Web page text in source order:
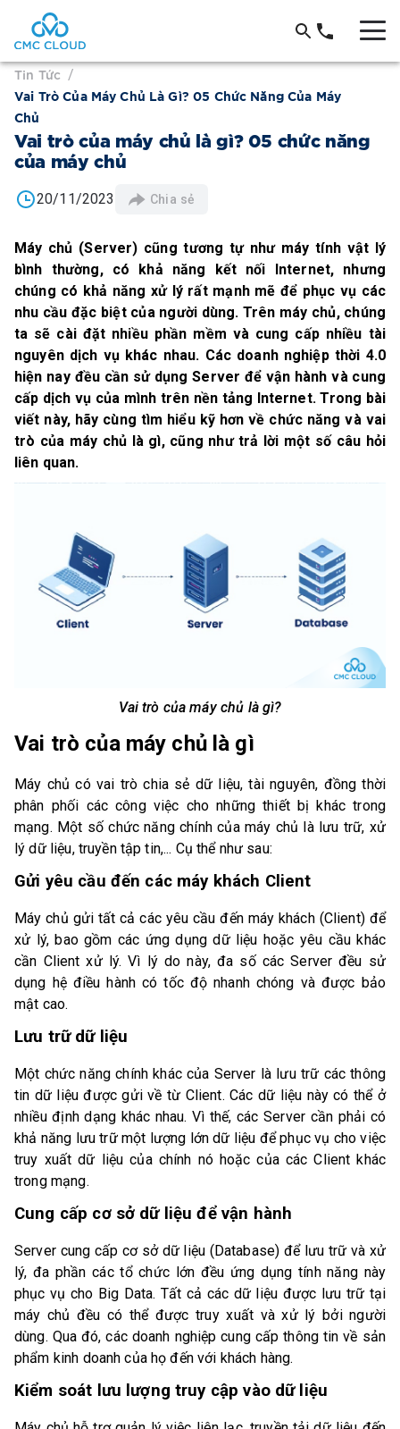
Tin Tức /
Vai Trò Của Máy Chủ Là Gì? 05 Chức Năng Của Máy
Chủ
Vai trò của máy chủ là gì? 05 chức năng
của máy chủ
20/11/2023 Chia sẻ
Máy chủ (Server) cũng tương tự như máy tính vật lý
bình thường, có khả năng kết nối Internet, nhưng
chúng có khả năng xử lý rất mạnh mẽ để phục vụ các
nhu cầu đặc biệt của người dùng. Trên máy chủ, chúng
ta sẽ cài đặt nhiều phần mềm và cung cấp nhiều tài
nguyên dịch vụ khác nhau. Các doanh nghiệp thời 4.0
hiện nay đều cần sử dụng Server để vận hành và cung
cấp dịch vụ của mình trên nền tảng Internet. Trong bài
viết này, hãy cùng tìm hiểu kỹ hơn về chức năng và vai
trò của máy chủ là gì, cũng như trả lời một số câu hỏi
liên quan.
Vai trò của máy chủ là gì?
Vai trò của máy chủ là gì
Máy chủ có vai trò chia sẻ dữ liệu, tài nguyên, đồng thời
phân phối các công việc cho những thiết bị khác trong
mạng. Một số chức năng chính của máy chủ là lưu trữ, xử
lý dữ liệu, truyền tập tin,... Cụ thể như sau:
Gửi yêu cầu đến các máy khách Client
Máy chủ gửi tất cả các yêu cầu đến máy khách (Client) để
xử lý, bao gồm các ứng dụng dữ liệu hoặc yêu cầu khác
cần Client xử lý. Vì lý do này, đa số các Server đều sử
dụng hệ điều hành có tốc độ nhanh chóng và được bảo
mật cao.
Lưu trữ dữ liệu
Một chức năng chính khác của Server là lưu trữ các thông
tin dữ liệu được gửi về từ Client. Các dữ liệu này có thể ở
nhiều định dạng khác nhau. Vì thế, các Server cần phải có
khả năng lưu trữ một lượng lớn dữ liệu để phục vụ cho việc
truy xuất dữ liệu của chính nó hoặc của các Client khác
trong mạng.
Cung cấp cơ sở dữ liệu để vận hành
Server cung cấp cơ sở dữ liệu (Database) để lưu trữ và xử
lý, đa phần các tổ chức lớn đều ứng dụng tính năng này
phục vụ cho Big Data. Tất cả các dữ liệu được lưu trữ tại
máy chủ đều có thể được truy xuất và xử lý bởi người
dùng. Qua đó, các doanh nghiệp cung cấp thông tin về sản
phẩm kinh doanh của họ đến với khách hàng.
Kiểm soát lưu lượng truy cập vào dữ liệu